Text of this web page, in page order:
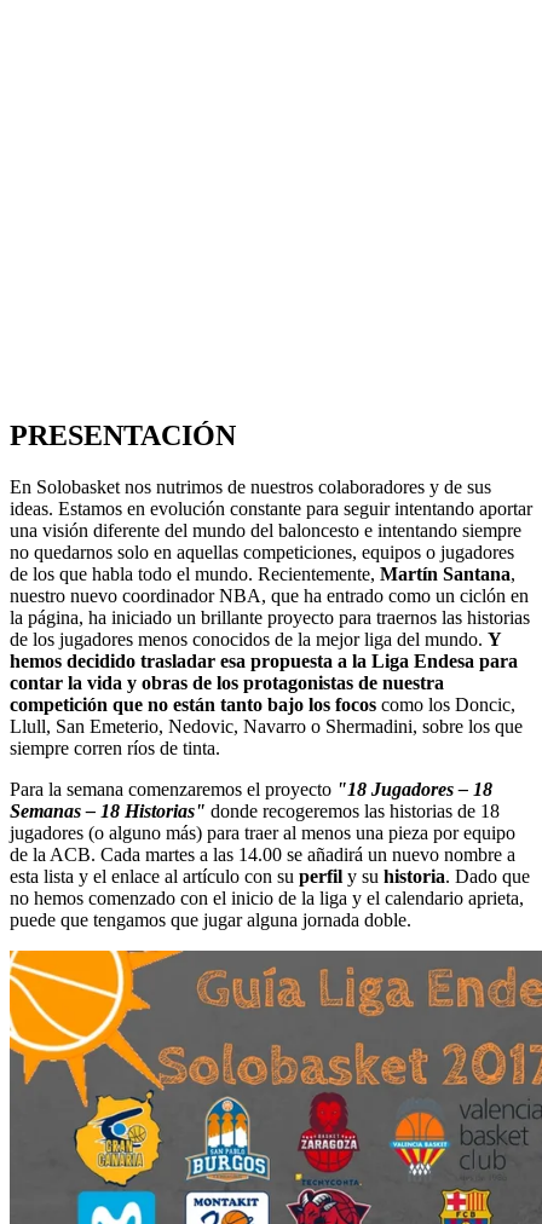
PRESENTACIÓN
En Solobasket nos nutrimos de nuestros colaboradores y de sus
ideas. Estamos en evolución constante para seguir intentando aportar
una visión diferente del mundo del baloncesto e intentando siempre
no quedarnos solo en aquellas competiciones, equipos o jugadores
de los que habla todo el mundo. Recientemente, Martín Santana,
nuestro nuevo coordinador NBA, que ha entrado como un ciclón en
la página, ha iniciado un brillante proyecto para traernos las historias
de los jugadores menos conocidos de la mejor liga del mundo. Y
hemos decidido trasladar esa propuesta a la Liga Endesa para
contar la vida y obras de los protagonistas de nuestra
competición que no están tanto bajo los focos como los Doncic,
Llull, San Emeterio, Nedovic, Navarro o Shermadini, sobre los que
siempre corren ríos de tinta.
Para la semana comenzaremos el proyecto "18 Jugadores – 18
Semanas – 18 Historias" donde recogeremos las historias de 18
jugadores (o alguno más) para traer al menos una pieza por equipo
de la ACB. Cada martes a las 14.00 se añadirá un nuevo nombre a
esta lista y el enlace al artículo con su perfil y su historia. Dado que
no hemos comenzado con el inicio de la liga y el calendario aprieta,
puede que tengamos que jugar alguna jornada doble.